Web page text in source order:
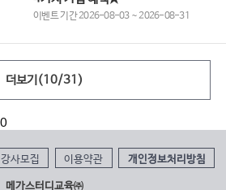
이벤트 기간 2026-08-03 ~ 2026-08-31
더보기(10/31 )
강사모집 이용약관 개인정보처리방침
메가스터디교육㈜